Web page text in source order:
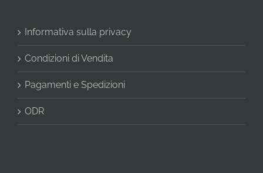
Informativa sulla privacy
Condizioni di Vendita
Pagamenti e Spedizioni
ODR